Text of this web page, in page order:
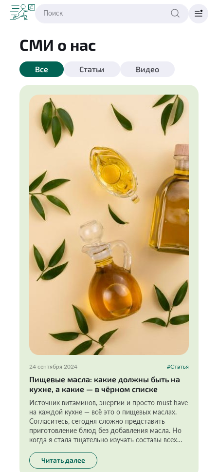
СМИ о нас
Все Статьи Видео
24 сентября 2024 #Статья
Пищевые масла: какие должны быть на
кухне, а какие — в чёрном списке
Источник витаминов, энергии и просто must have
на каждой кухне — всё это о пищевых маслах.
Согласитесь, сегодня сложно представить
приготовление блюд без добавления масла. Но
когда я стала тщательно изучать составы всех
в пищу, я отказалась от многого, в том числе от
некоторых пищевых масел. Ведь они не так
Читать далее